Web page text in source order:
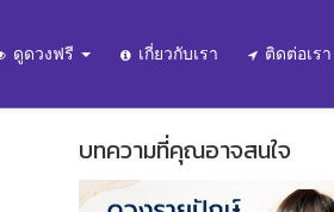
ดูดวงฟรี เกี่ยวกับเรา ติดต่อเรา
บทความที่คุณอาจสนใจ